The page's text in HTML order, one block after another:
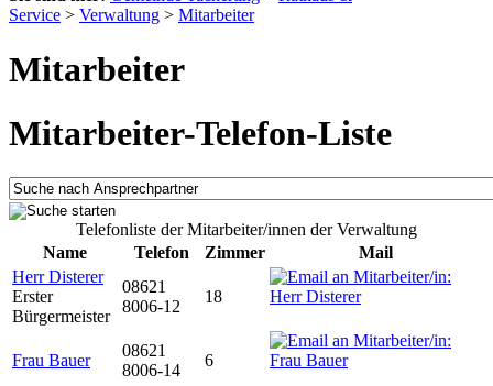
Service > Verwaltung > Mitarbeiter
Mitarbeiter
Mitarbeiter-Telefon-Liste
Telefonliste der Mitarbeiter/innen der Verwaltung
Name
Telefon Zimmer
Mail
Herr Disterer
Erster
Bürgermeister
08621
8006-12
18
Frau Bauer
08621
8006-14
6